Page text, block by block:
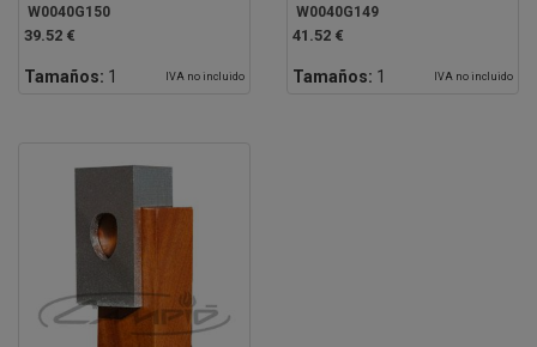
W0040G150
39.52 €
Tamaños: 1 IVA no incluido
W0040G149
41.52 €
Tamaños: 1 IVA no incluido